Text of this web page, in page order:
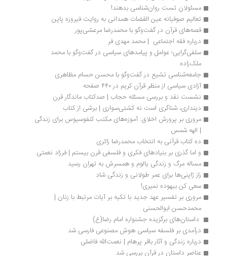
مسئولان تست روان‌شناسی بدهند!
تعالیم صوفیانه عین القضات همدانی به روایت فیروزه پاپن
قصه‌های قرآن در گفت‌وگو با محمدرضا مرعشی‌پور
درباره فقه اجتماعی  | محمد مهدی فر
سلفی‌گرایی؛ عوامل و پیامدهای سیاسی در گفت‌وگو با محمد
ملک‌زاده
جامعه‌شناسی تشیع در گفت‌وگو با محسن حسام مظاهری
آزادی سیاسی از منظر قرآن کریم در ۴۴۰ صفحه
نشست نقد و بررسی مسئله حجاب | صدکتاب ماندگار قرن
دینداری، شناگری است نه کشتی‌سواری | برشی از کتاب
مروری بر پرورش اخلاق: آموزه‌های مکتب کنفوسیوس برای زندگی
| الهه شمس
ده کتاب قرآنی به انتخاب محمدرضا زائری
و اما گذری بر بنیادهای فکری و فلسفی قرن بیستم | فرزاد نعمتی
مساله مرگ و زندگی یالوم و همسرش به تهران رسید
راز ژاپنی‌ها برای عمر طولانی و زندگی شاد
سعی کن بیهوده نمیری!
مروری بر تفسیر عهد جدید با تکیه بر آیات مرتبط با زنان |
محمدحسن ابوالحسنی
داستان‌های برگزیده جشنواره امام رضا(ع)
درآمدی بر فلسفه سیاسی هوش مصنوعی فارسی شد
درباره زندگی و آثار باقر پرهام | نعمت‌الله فاضلی
عناصر داستان در قرآن بررسی شد